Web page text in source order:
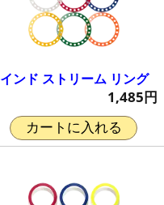
ンド ストリーム リング
1,485円
カートに入れる